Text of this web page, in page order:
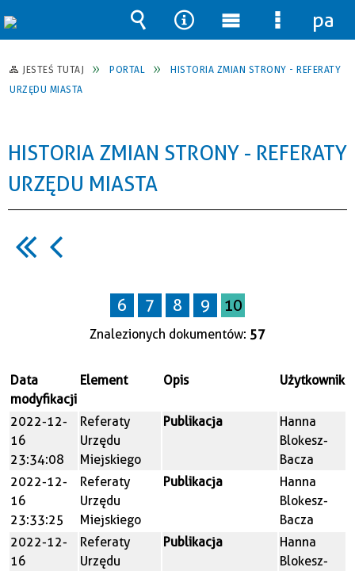
JESTEŚ TUTAJ PORTAL
HISTORIA ZMIAN STRONY - REFERATY
URZĘDU MIASTA
HISTORIA ZMIAN STRONY - REFERATY
URZĘDU MIASTA
6 7 8 9 10
Znalezionych dokumentów: 57
Data
modyfikacji
Element Opis Użytkownik
2022-12-
16
23:34:08
Referaty
Urzędu
Miejskiego
Publikacja
Hanna
Blokesz-
Bacza
2022-12-
16
23:33:25
Referaty
Urzędu
Miejskiego
Publikacja
Hanna
Blokesz-
Bacza
2022-12-
16
Referaty
Urzędu
Publikacja
Hanna
Blokesz-
Wyszukiwarka
Narzędzia
Menu
główne
Menu